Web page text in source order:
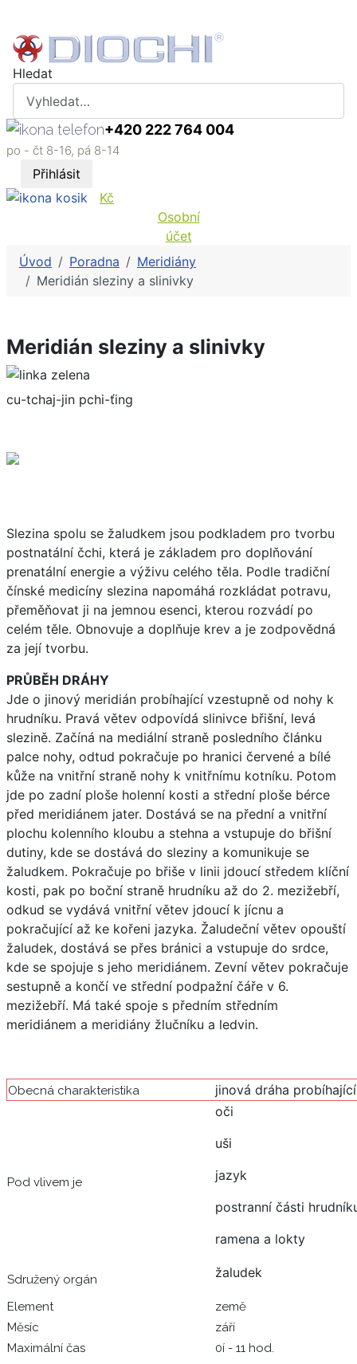
Hledat
+420 222 764 004
po - čt 8-16, pá 8-14
Přihlásit
Kč
Osobní
účet
Úvod
Poradna
Meridiány
Meridián sleziny a slinivky
Meridián sleziny a slinivky
cu-tchaj-jin pchi-ťing
Slezina spolu se žaludkem jsou podkladem pro tvorbu
postnatální čchi, která je základem pro doplňování
prenatální energie a výživu celého těla. Podle tradiční
čínské medicíny slezina napomáhá rozkládat potravu,
přeměňovat ji na jemnou esenci, kterou rozvádí po
celém těle. Obnovuje a doplňuje krev a je zodpovědná
za její tvorbu.
PRŮBĚH DRÁHY
Jde o jinový meridián probíhající vzestupně od nohy k
hrudníku. Pravá větev odpovídá slinivce břišní, levá
slezině. Začíná na mediální straně posledního článku
palce nohy, odtud pokračuje po hranici červené a bílé
kůže na vnitřní straně nohy k vnitřnímu kotníku. Potom
jde po zadní ploše holenní kosti a střední ploše bérce
před meridiánem jater. Dostává se na přední a vnitřní
plochu kolenního kloubu a stehna a vstupuje do břišní
dutiny, kde se dostává do sleziny a komunikuje se
žaludkem. Pokračuje po břiše v linii jdoucí středem klíční
kosti, pak po boční straně hrudníku až do 2. mezižebří,
odkud se vydává vnitřní větev jdoucí k jícnu a
pokračující až ke kořeni jazyka. Žaludeční větev opouští
žaludek, dostává se přes bránici a vstupuje do srdce,
kde se spojuje s jeho meridiánem. Zevní větev pokračuje
sestupně a končí ve střední podpažní čáře v 6.
mezižebří. Má také spoje s předním středním
meridiánem a meridiány žlučníku a ledvin.
Obecná charakteristika jinová dráha
Pod vlivem je
oči
uši
jazyk
postranní části
ramena a lokty
Sdružený orgán žaludek
Element
země
Měsíc
září
Maximální čas
0í - 11 hod.